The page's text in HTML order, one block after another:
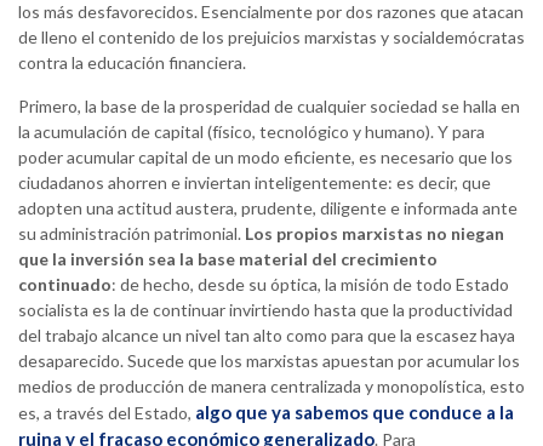
los más desfavorecidos. Esencialmente por dos razones que atacan
de lleno el contenido de los prejuicios marxistas y socialdemócratas
contra la educación financiera.
Primero, la base de la prosperidad de cualquier sociedad se halla en
la acumulación de capital (físico, tecnológico y humano). Y para
poder acumular capital de un modo eficiente, es necesario que los
ciudadanos ahorren e inviertan inteligentemente: es decir, que
adopten una actitud austera, prudente, diligente e informada ante
su administración patrimonial. Los propios marxistas no niegan
que la inversión sea la base material del crecimiento
continuado: de hecho, desde su óptica, la misión de todo Estado
socialista es la de continuar invirtiendo hasta que la productividad
del trabajo alcance un nivel tan alto como para que la escasez haya
desaparecido. Sucede que los marxistas apuestan por acumular los
medios de producción de manera centralizada y monopolística, esto
es, a través del Estado, algo que ya sabemos que conduce a la
ruina y el fracaso económico generalizado. Para